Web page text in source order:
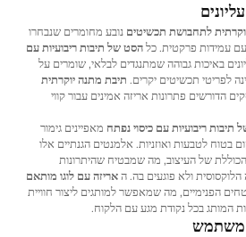
לתחבושת תכשיטים נובע מחומרים שנבחרו
עמידות פרקטית. כלהסט של תיבות ריבועיות עם
באיכות גבוהה שמתנגדים לבלאי, שומרים על
לפריטי תכשיטים יקרים. תיבת מתנה יוקרתית
הדורשים פתרונות אריזה אמינים עבור קווי
תיבות ריבועיות עם כיסוי נפתח מאפיינים גימור
בטוח לטבעות ואוזניות. אלמנטים הגנתיים אלו
של העיצוב, מה שמבטיח שהיתרונות
ולא פוגעים בה. האריזה עם לוגו מותאם
הפנימיים, מה שמאפשר למותגים ליצור חוויית
המותג בכל נקודת מגע עם הלקוח.
משתמש